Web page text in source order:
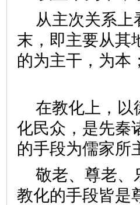
从主次关系
末，即主要从其
的为主干，为本
在教化上，以
化民众，是先秦
的手段为儒家
敬老、尊老、
教化的手段皆是